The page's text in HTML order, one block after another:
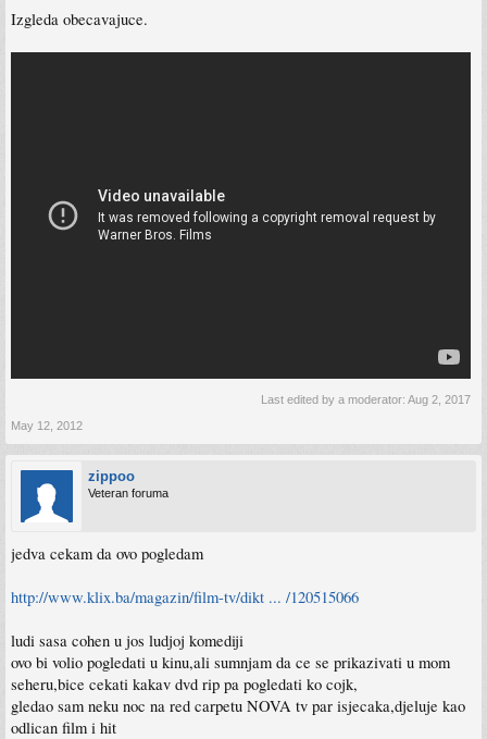
Izgleda obecavajuce.
Last edited by a moderator: Aug 2, 2017
May 12, 2012
zippoo
Veteran foruma
jedva cekam da ovo pogledam
http://www.klix.ba/magazin/film-tv/dikt ... /120515066
ludi sasa cohen u jos ludjoj komediji
ovo bi volio pogledati u kinu,ali sumnjam da ce se prikazivati u mom
seheru,bice cekati kakav dvd rip pa pogledati ko cojk,
gledao sam neku noc na red carpetu NOVA tv par isjecaka,djeluje kao
odlican film i hit